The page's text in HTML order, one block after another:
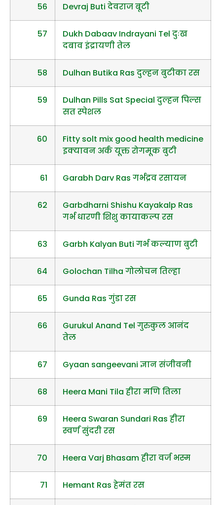
56 Devraj Buti देवराज बूटी
57
Dukh Dabaav Indrayani Tel दुःख
दबाव इंद्रायणी तेल
58 Dulhan Butika Ras दुल्हन बुटीका रस
59
Dulhan Pills Sat Special दुल्हन पिल्स
सत स्पेशल
60
Fitty solt mix good health medicine
इक्यावन अर्क यूक्त रोगमूक बुटी
61 Garabh Darv Ras गर्भद्रव रसायन
62
Garbdharni Shishu Kayakalp Ras
गर्भ धारणी शिशु कायाकल्प रस
63 Garbh Kalyan Buti गर्भ कल्याण बुटी
64 Golochan Tilha गोलोचन तिल्हा
65 Gunda Ras गुंडा रस
66
Gurukul Anand Tel गुरुकुल आनंद
तेल
67 Gyaan sangeevani ज्ञान संजीवनी
68 Heera Mani Tila हीरा मणि तिला
69
Heera Swaran Sundari Ras हीरा
स्वर्ण सुंदरी रस
70 Heera Varj Bhasam हीरा वर्ज भस्म
71 Hemant Ras हेमंत रस